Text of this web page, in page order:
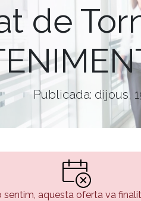
de
Publicada: dijous,
sentim, aquesta oferta va